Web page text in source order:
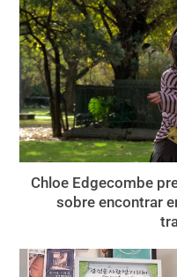
Chloe Edgecombe
sobre encontrar